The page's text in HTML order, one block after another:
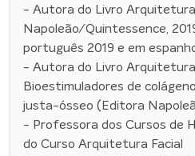
- Autora do Livro
Napoleão/Quintessence,
português 2019 e em
- Autora do Livro Arquitetura
Bioestimuladores de
justa-ósseo (Editora
- Professora dos Cursos de
do Curso Arquitetura Facial